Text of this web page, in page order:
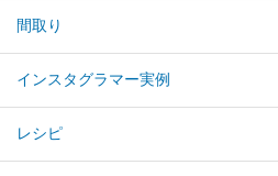
間取り
インスタグラマー実例
レシピ